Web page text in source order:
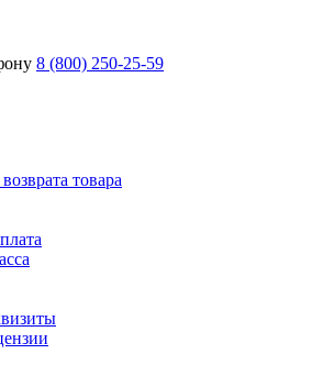
8 (800) 250-25-59
товара